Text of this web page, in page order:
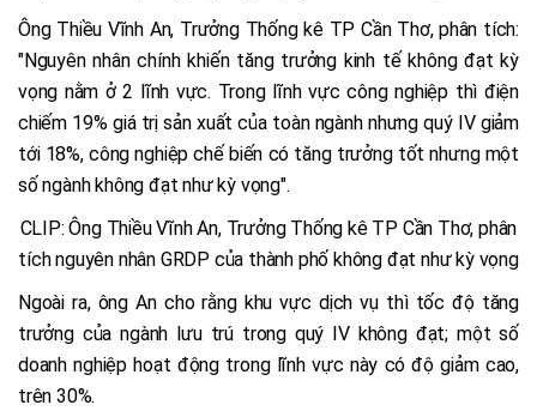
Ông Thiều Vĩnh An, Trưởng Thống kê TP Cần Thơ, phân tích:
"Nguyên nhân chính khiến tăng trưởng kinh tế không đạt kỳ
vọng nằm ở 2 lĩnh vực. Trong lĩnh vực công nghiệp thì điện
chiếm 19% giá trị sản xuất của toàn ngành nhưng quý IV giảm
tới 18%, công nghiệp chế biến có tăng trưởng tốt nhưng một
số ngành không đạt như kỳ vọng".
CLIP: Ông Thiều Vĩnh An, Trưởng Thống kê TP Cần Thơ, phân
tích nguyên nhân GRDP của thành phố không đạt như kỳ vọng
Ngoài ra, ông An cho rằng khu vực dịch vụ thì tốc độ tăng
trưởng của ngành lưu trú trong quý IV không đạt; một số
doanh nghiệp hoạt động trong lĩnh vực này có độ giảm cao,
trên 30%.